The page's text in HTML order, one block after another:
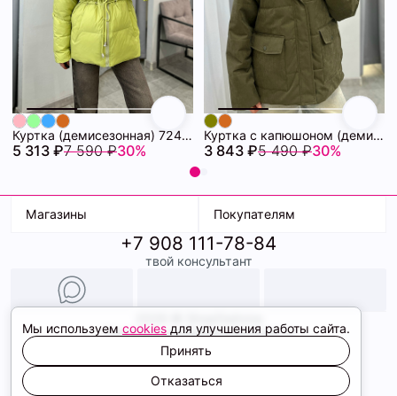
Куртка (демисезонная) 72462280\26
5 313 ₽7 590 ₽30%
Куртка с капюшоном (демисезонная) 72462086\434
3 843 ₽5 490 ₽30%
Магазины
ТК Терминал
ТРК Континент
Покупателям
Доставка
Условия оплаты
Образы
+7 908 111-78-84
твой консультант
Политика конфиденциальности
Соглашение cookie
Сайт создали
Мы используем cookies для улучшения работы сайта.
Принять
Отказаться